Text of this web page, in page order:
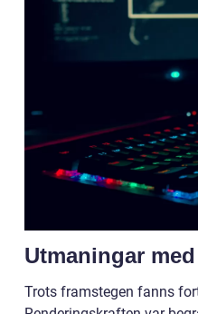
Utmaningar
Trots framstegen fanns